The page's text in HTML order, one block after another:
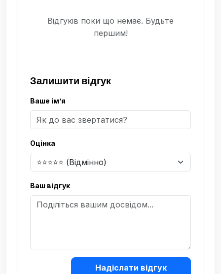
Відгуків поки що немає. Будьте
першим!
Залишити відгук
Ваше ім’я
Оцінка
Ваш відгук
Надіслати відгук